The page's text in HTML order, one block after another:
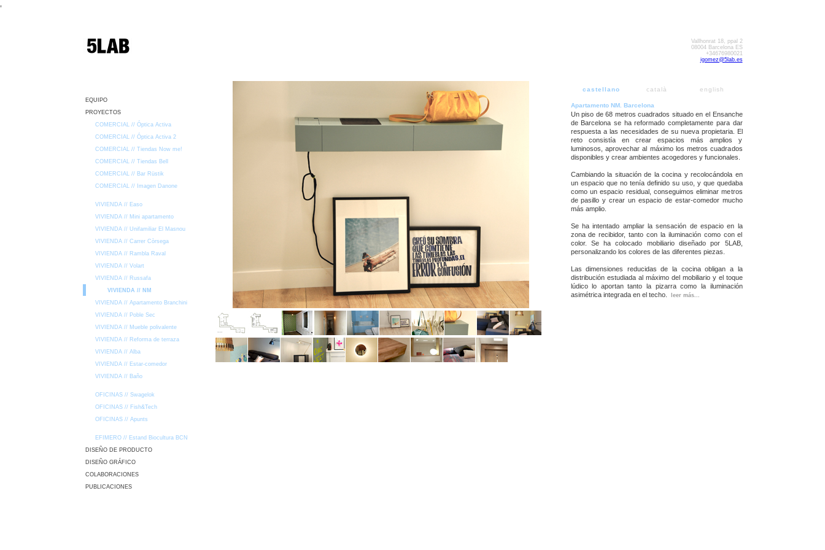
Vallhonrat 18, ppal 2
08004 Barcelona ES
+34676980021
igomez@5lab.es
EQUIPO
PROYECTOS
COMERCIAL // Óptica Activa
COMERCIAL // Óptica Activa 2
COMERCIAL // Tiendas Now me!
COMERCIAL // Tiendas Bell
COMERCIAL // Bar Rüstik
COMERCIAL // Imagen Danone
VIVIENDA // Easo
VIVIENDA // Mini apartamento
VIVIENDA // Unifamiliar El Masnou
VIVIENDA // Carrer Còrsega
VIVIENDA // Rambla Raval
VIVIENDA // Volart
VIVIENDA // Russafa
VIVIENDA // NM
VIVIENDA // Apartamento Branchini
VIVIENDA // Poble Sec
VIVIENDA // Mueble polivalente
VIVIENDA // Reforma de terraza
VIVIENDA // Alba
VIVIENDA // Estar-comedor
VIVIENDA // Baño
OFICINAS // Swagelok
OFICINAS // Fish&Tech
OFICINAS // Apunts
EFIMERO // Estand Biocultura BCN
DISEÑO DE PRODUCTO
DISEÑO GRÁFICO
COLABORACIONES
PUBLICACIONES
castellano català english
Apartamento NM. Barcelona
Un piso de 68 metros cuadrados situado en el Ensanche
de Barcelona se ha reformado completamente para dar
respuesta a las necesidades de su nueva propietaria. El
reto consistía en crear espacios más amplios y
luminosos, aprovechar al máximo los metros cuadrados
disponibles y crear ambientes acogedores y funcionales.
Cambiando la situación de la cocina y recolocándola en
un espacio que no tenía definido su uso, y que quedaba
como un espacio residual, conseguimos eliminar metros
de pasillo y crear un espacio de estar-comedor mucho
más amplio.
Se ha intentado ampliar la sensación de espacio en la
zona de recibidor, tanto con la iluminación como con el
color. Se ha colocado mobiliario diseñado por 5LAB,
personalizando los colores de las diferentes piezas.
Las dimensiones reducidas de la cocina obligan a la
distribución estudiada al máximo del mobiliario y el toque
lúdico lo aportan tanto la pizarra como la iluminación
asimétrica integrada en el techo.
leer más...